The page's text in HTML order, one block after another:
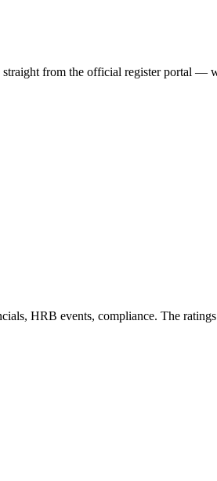
from the official register portal —
HRB events, compliance. The